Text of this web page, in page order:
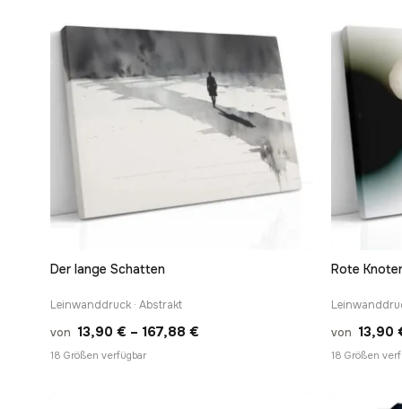
Der lange Schatten
Leinwanddruck · Abstrakt
von 13,90 € – 167,88 €
18 Größen verfügbar
Rote
von 13,90
18 Größen